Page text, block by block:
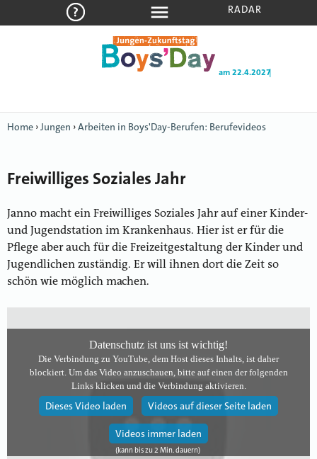
am 22.4.2027|
RADAR
Home ›Jungen ›Arbeiten in Boys'Day-Berufen: Berufevideos
Freiwilliges Soziales Jahr
Janno macht ein Freiwilliges Soziales Jahr auf einer Kinder-
und Jugendstation im Krankenhaus. Hier ist er für die
Pflege aber auch für die Freizeitgestaltung der Kinder und
Jugendlichen zuständig. Er will ihnen dort die Zeit so
schön wie möglich machen.
Datenschutz ist uns ist wichtig!
Die Verbindung zu YouTube, dem Host dieses Inhalts, ist daher
blockiert. Um das Video anzuschauen, bitte auf einen der folgenden
Links klicken und die Verbindung aktivieren.
Dieses Video laden Videos auf dieser Seite laden
Videos immer laden